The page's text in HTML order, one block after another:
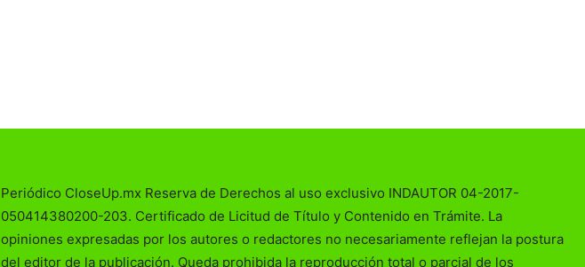
Periódico CloseUp.mx Reserva de Derechos al uso exclusivo INDAUTOR 04-2017-
050414380200-203. Certificado de Licitud de Título y Contenido en Trámite. La
opiniones expresadas por los autores o redactores no necesariamente reflejan la postura
del editor de la publicación. Queda prohibida la reproducción total o parcial de los